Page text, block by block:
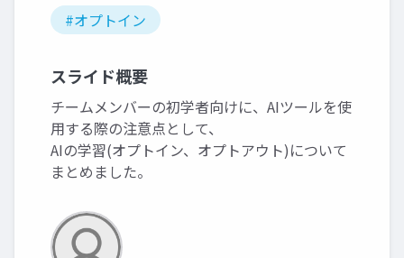
#オプトイン
スライド概要
チームメンバーの初学者向けに、AIツールを使
用する際の注意点として、
AIの学習(オプトイン、オプトアウト)について
まとめました。